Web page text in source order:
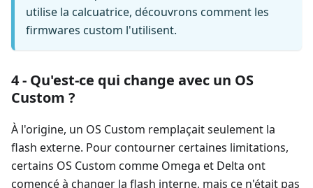
utilise la calcuatrice, découvrons comment les
firmwares custom l'utilisent.
4 - Qu'est-ce qui change avec un OS
Custom ?
À l'origine, un OS Custom remplaçait seulement la
flash externe. Pour contourner certaines limitations,
certains OS Custom comme Omega et Delta ont
comencé à changer la flash interne, mais ce n'était pas